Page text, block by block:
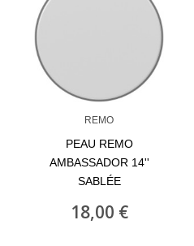
REMO
PEAU REMO
AMBASSADOR 14''
SABLÉE
18,00 €